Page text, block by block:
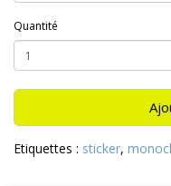
Quantité
Etiquettes : sticker,